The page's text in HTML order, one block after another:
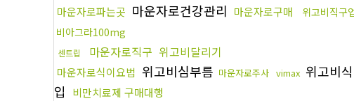
마운자로파는곳 마운자로건강관리 마운자로구매 위고비직구
비아그라100mg
센트립 마운자로직구 위고비달리기
마운자로식이요법 위고비심부름 마운자로주사 vimax 위고비
입
비만치료제 구매대행